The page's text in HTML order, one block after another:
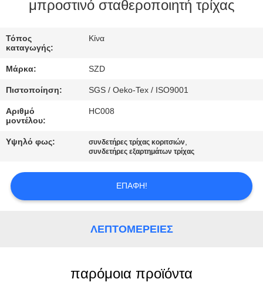
ΠΟΙΌΤΗΤΑΣ
ΜΑΣ
ΖΗΤΉΣΤΕ
ΠΡΟΣΦΟΡΆ
SITEMAP
μπροστινό σταθεροποιητή τρίχας
Τόπος
καταγωγής:
Κίνα
Μάρκα: SZD
Πιστοποίηση: SGS / Oeko-Tex / ISO9001
Αριθμό
μοντέλου:
HC008
Υψηλό φως: συνδετήρες τρίχας κοριτσιών,
συνδετήρες εξαρτημάτων τρίχας
ΕΠΑΦΉ!
ΛΕΠΤΟΜΈΡΕΙΕΣ
παρόμοια προϊόντα